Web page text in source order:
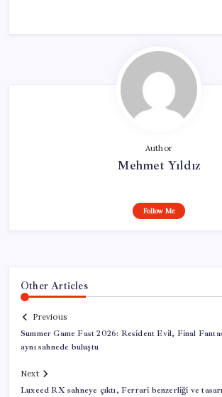
Author
Mehmet Yıldız
Follow Me
Other Articles
Previous
Summer Game Fast 2026: Resident Evil, Final
aynı sahnede buluştu
Next
Luxeed RX sahneye çıktı, Ferrari benzerliği ve